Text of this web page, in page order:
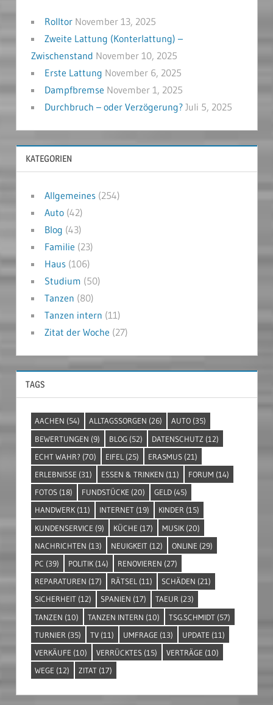
Rolltor November 13, 2025
Zweite Lattung (Konterlattung) –
Zwischenstand November 10, 2025
Erste Lattung November 6, 2025
Dampfbremse November 1, 2025
Durchbruch – oder Verzögerung? Juli 5, 2025
KATEGORIEN
Allgemeines(254)
Auto(42)
Blog (43)
Familie (23)
Haus(106)
Studium (50)
Tanzen (80)
Tanzen intern (11)
Zitat der Woche (27)
TAGS
AACHEN (54) ALLTAGSSORGEN (26) AUTO (35)
BEWERTUNGEN (9) BLOG (52) DATENSCHUTZ (12)
ECHT WAHR? (70) EIFEL (25) ERASMUS (21)
ERLEBNISSE (31) ESSEN & TRINKEN (11) FORUM (14)
FOTOS (18) FUNDSTÜCKE (20) GELD (45)
HANDWERK (11) INTERNET (19) KINDER (15)
KUNDENSERVICE (9) KÜCHE (17) MUSIK (20)
NACHRICHTEN (13) NEUIGKEIT (12) ONLINE (29)
PC (39) POLITIK (14) RENOVIEREN (27)
REPARATUREN (17) RÄTSEL (11) SCHÄDEN (21)
SICHERHEIT (12) SPANIEN (17) TAEUR (23)
TANZEN (10) TANZEN INTERN (10) TSG.SCHMIDT (57)
TURNIER (35) TV (11) UMFRAGE (13) UPDATE (11)
VERKÄUFE (10) VERRÜCKTES (15) VERTRÄGE (10)
WEGE (12) ZITAT (17)